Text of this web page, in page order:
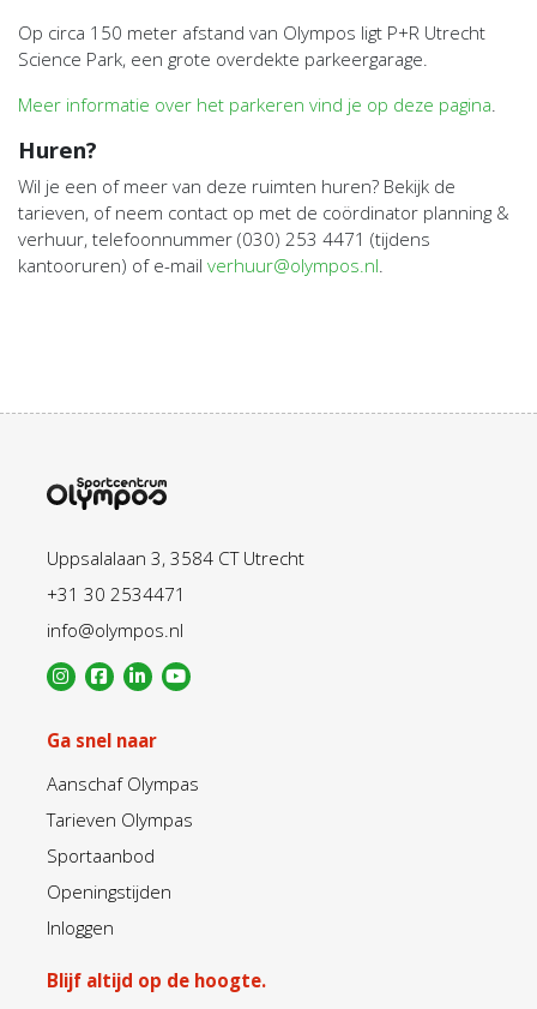
Op circa 150 meter afstand van Olympos ligt P+R Utrecht
Science Park, een grote overdekte parkeergarage.
Meer informatie over het parkeren vind je op deze pagina
Huren?
Wil je een of meer van deze ruimten huren? Bekijk de
tarieven, of neem contact op met de coördinator planning &
verhuur, telefoonnummer (030) 253 4471 (tijdens
kantooruren) of e-mail verhuur@olympos.nl
Uppsalalaan 3, 3584 CT Utrecht
+31 30 2534471
info@olympos.nl
Ga snel naar
Aanschaf Olympas
Tarieven Olympas
Sportaanbod
Openingstijden
Inloggen
Blijf altijd op de hoogte.